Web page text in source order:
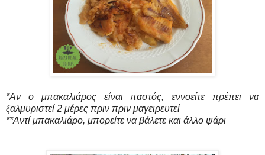
*Αν ο μπακαλιάρος είναι παστός, εννοείτε πρέπει να
ξαλμυριστεί 2 μέρες πριν πριν μαγειρευτεί
**Αντί μπακαλιάρο, μπορείτε να βάλετε και άλλο ψάρι